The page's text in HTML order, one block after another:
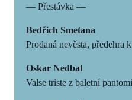
— Přestávka —
Bedřich Smetana
Prodaná nevěsta, předehra
Oskar Nedbal
Valse triste z baletní